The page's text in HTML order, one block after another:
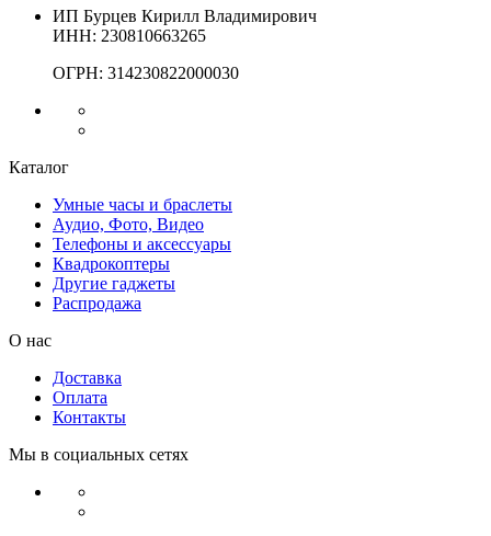
ИП Бурцев Кирилл Владимирович
ИНН: 230810663265
ОГРН: 314230822000030
Каталог
Умные часы и браслеты
Аудио, Фото, Видео
Телефоны и аксессуары
Квадрокоптеры
Другие гаджеты
Распродажа
О нас
Доставка
Оплата
Контакты
Мы в социальных сетях